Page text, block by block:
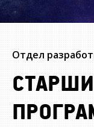
Отдел